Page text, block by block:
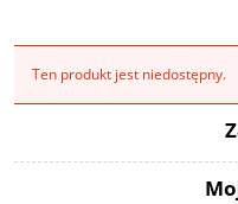
Ten produkt jest niedostępny.